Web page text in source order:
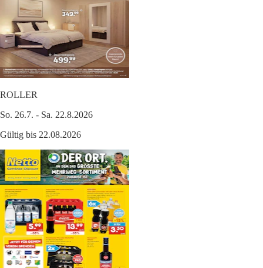
ROLLER
So. 26.7. - Sa. 22.8.2026
Gültig bis 22.08.2026